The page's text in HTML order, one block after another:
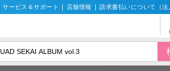
サービス＆サポート 店舗情報 請求書払いについて（法